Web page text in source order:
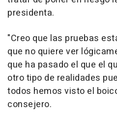
presidenta.
"Creo que las pruebas
que no quiere ver
que ha pasado el que el
otro tipo de realidades
todos hemos visto el
consejero.